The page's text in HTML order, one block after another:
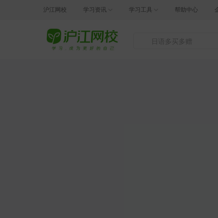
沪江网校 学习资讯 学习工具 帮助中心